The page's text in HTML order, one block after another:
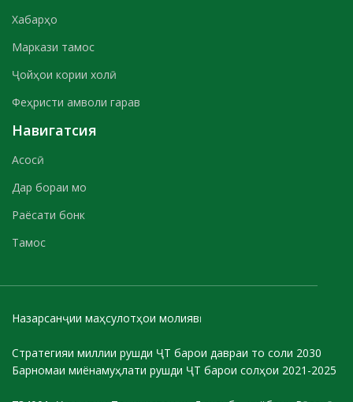
Хабарҳо
Маркази тамос
Ҷойҳои кории холӣ
Феҳристи амволи гарав
Навигатсия
Асосӣ
Дар бораи мо
Раёсати бонк
Тамос
Назарсанҷии маҳсулотҳои молиявӣ
Стратегияи миллии рушди ҶТ барои давраи то соли 2030
Барномаи миёнамуҳлати рушди ҶТ барои солҳои 2021-2025